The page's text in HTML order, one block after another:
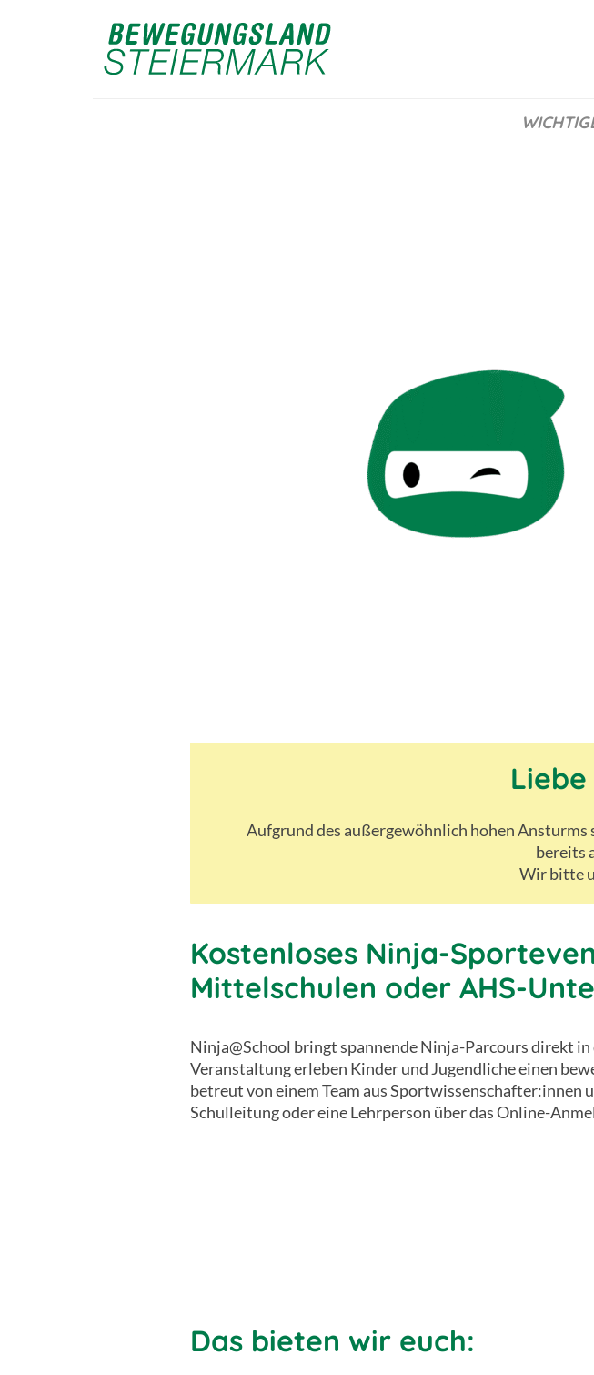
Aufgrund des außergewöhnlich hohen
bereits
Wir bitte
Kostenloses Ninja-
Mittelschulen oder AHS-
Ninja@School bringt spannende Ninja-Parcours direkt
Veranstaltung erleben Kinder und Jugendliche einen
betreut von einem Team aus
Schulleitung oder eine Lehrperson über das Online-
Das bieten wir euch: